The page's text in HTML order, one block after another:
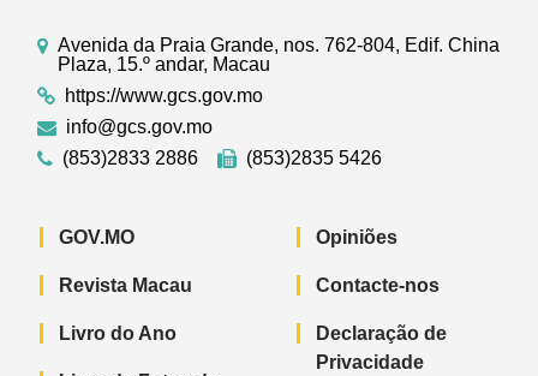
Avenida da Praia Grande, nos. 762-804, Edif. China
Plaza, 15.º andar, Macau
https://www.gcs.gov.mo
info@gcs.gov.mo
(853)2833 2886
(853)2835 5426
GOV.MO
Revista Macau
Livro do Ano
Opiniões
Contacte-nos
Declaração de
Privacidade